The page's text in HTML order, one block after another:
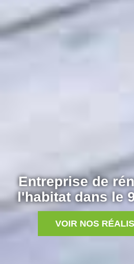
Entreprise de
l'habitat dans le
VOIR NOS